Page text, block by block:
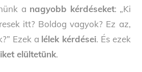
a nagyobb kérdéseket: „Ki
itt? Boldog vagyok? Ez az,
Ezek a lélek kérdései. És ezek
elültetünk.